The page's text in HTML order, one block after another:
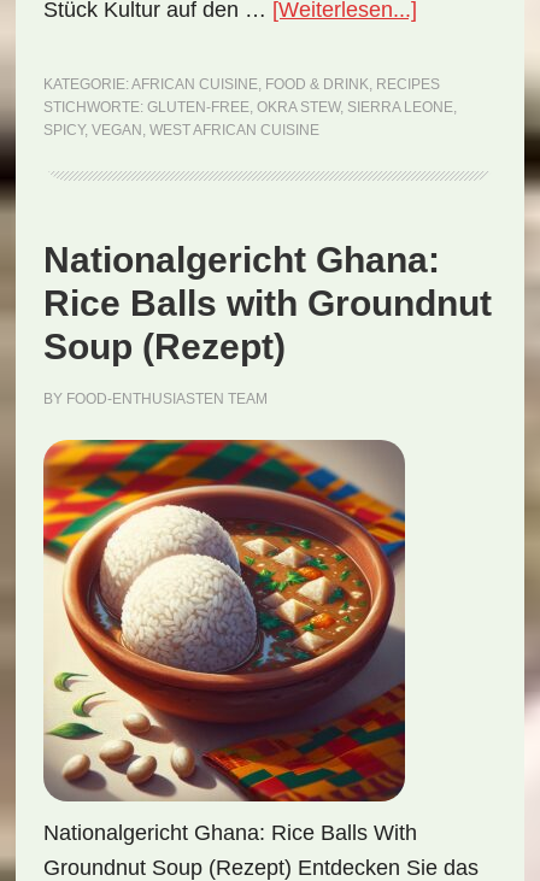
Stück Kultur auf den … [Weiterlesen...]
Leone:
Spicy
Stew
KATEGORIE: AFRICAN CUISINE, FOOD & DRINK, RECIPES
STICHWORTE: GLUTEN-FREE, OKRA STEW, SIERRA LEONE,
SPICY, VEGAN , WEST AFRICAN CUISINE
Nationalgericht Ghana:
Rice Balls with Groundnut
Soup (Rezept)
BY FOOD-ENTHUSIASTEN TEAM
Nationalgericht Ghana: Rice Balls With
Groundnut Soup (Rezept) Entdecken Sie das